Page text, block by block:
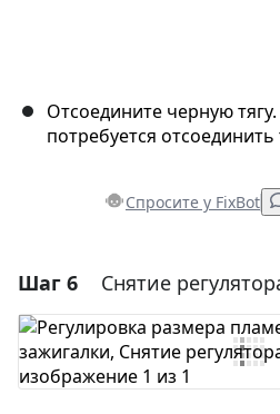
Отсоедините черную
потребуется
Спросите у FixBot
Добавить
Добавить
Шаг 6 Снятие